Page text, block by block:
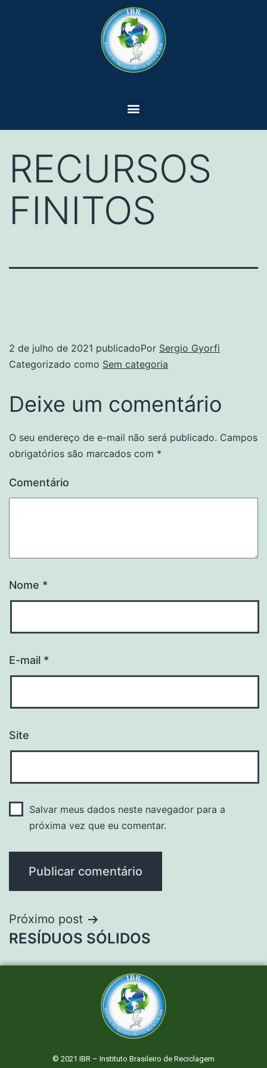
RECURSOS
FINITOS
2 de julho de 2021 publicadoPor Sergio Gyorfi
Categorizado como Sem categoria
Deixe um comentário
O seu endereço de e-mail não será publicado. Campos
obrigatórios são marcados com *
Comentário
Nome *
E-mail *
Site
Salvar meus dados neste navegador para a
próxima vez que eu comentar.
Próximo post
RESÍDUOS SÓLIDOS
© 2021 IBR – Instituto Brasileiro de Reciclagem